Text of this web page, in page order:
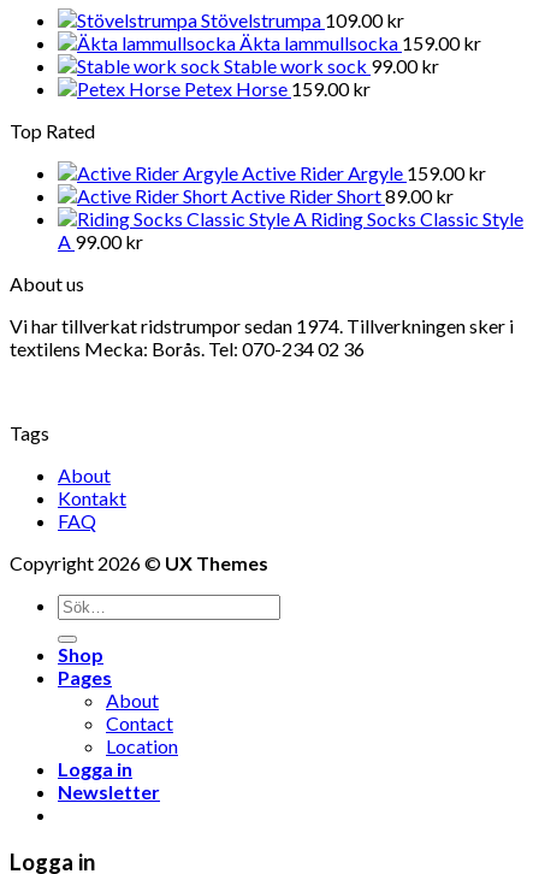
Stövelstrumpa 109.00kr
Äkta lammullsocka 159.00kr
Stable work sock 99.00kr
Petex Horse 159.00kr
Top Rated
Active Rider Argyle 159.00kr
Active Rider Short89.00kr
Riding Socks Classic Style
A 99.00kr
About us
Vi har tillverkat ridstrumpor sedan 1974. Tillverkningen sker i
textilens Mecka: Borås. Tel: 070-234 02 36
Tags
About
Kontakt
FAQ
Copyright 2026 © UX Themes
Shop
Pages
About
Contact
Location
Logga in
Newsletter
Logga in